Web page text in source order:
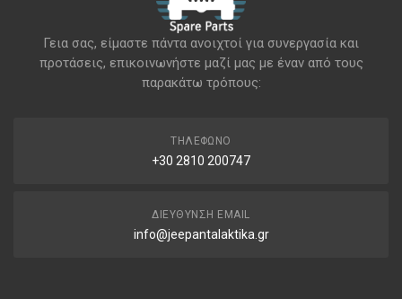
Γεια σας, είμαστε πάντα ανοιχτοί για συνεργασία και
προτάσεις, επικοινωνήστε μαζί μας με έναν από τους
παρακάτω τρόπους:
ΤΗΛΈΦΩΝΟ
+30 2810 200747
ΔΙΕΎΘΥΝΣΗ EMAIL
info@jeepantalaktika.gr